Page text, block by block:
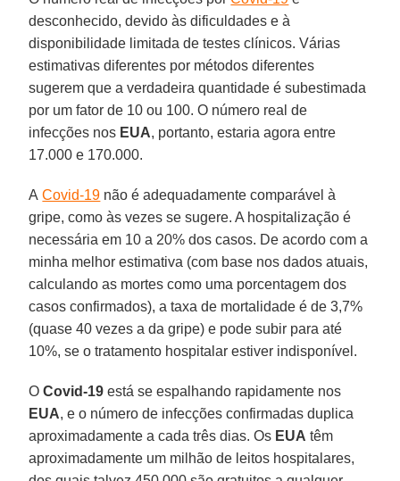
desconhecido, devido às dificuldades e à
disponibilidade limitada de testes clínicos. Várias
estimativas diferentes por métodos diferentes
sugerem que a verdadeira quantidade é subestimada
por um fator de 10 ou 100. O número real de
infecções nos EUA, portanto, estaria agora entre
17.000 e 170.000.
ACovid-19 não é adequadamente comparável à
gripe, como às vezes se sugere. A hospitalização é
necessária em 10 a 20% dos casos. De acordo com a
minha melhor estimativa (com base nos dados atuais,
calculando as mortes como uma porcentagem dos
casos confirmados), a taxa de mortalidade é de 3,7%
(quase 40 vezes a da gripe) e pode subir para até
10%, se o tratamento hospitalar estiver indisponível.
OCovid-19 está se espalhando rapidamente nos
EUA, e o número de infecções confirmadas duplica
aproximadamente a cada três dias. Os EUA têm
aproximadamente um milhão de leitos hospitalares,